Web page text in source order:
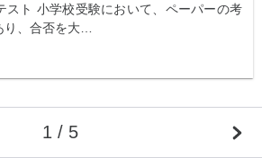
スト 小学校受験において、ペーパーの考
、合否を大…
1 / 5